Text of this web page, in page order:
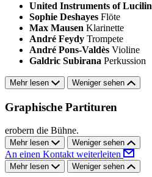
United Instruments of Lucilin
Sophie Deshayes Flöte
Max Mausen Klarinette
André Feydy Trompete
André Pons-Valdès Violine
Galdric Subirana Perkussion
Mehr lesen Weniger sehen
Graphische Partituren
erobern die Bühne.
Mehr lesen Weniger sehen
An einen Kontakt weiterleiten
Mehr lesen Weniger sehen